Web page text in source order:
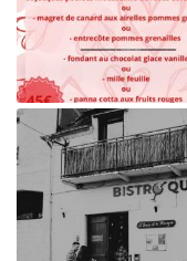
En cochant cette case,
commerciales à
à tout moment en

Agrandir la